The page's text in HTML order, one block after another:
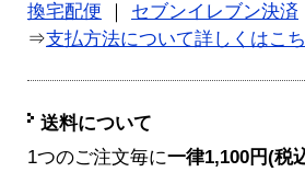
換宅配便 ｜ セブンイレブン決済
⇒支払方法について詳しくはこ
送料について
1つのご注文毎に一律1,100円(税